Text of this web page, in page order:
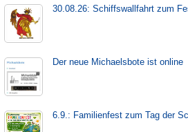
30.08.26: Schiffs­­wall­fahr­t zum
Der neue Michaels­bote ist on­line
6.9.: Familienfest zum Tag der